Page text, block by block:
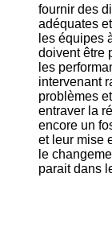
fournir des
adéquates
les équipes
doivent être
les
intervenant
problèmes
entraver la
encore un
et leur mise
le
parait dans